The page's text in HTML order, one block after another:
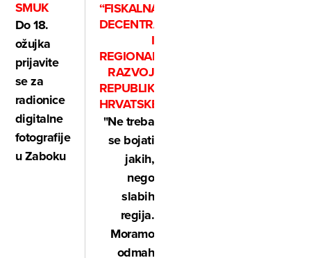
SMUK
Do 18.
ožujka
prijavite
se za
radionice
digitalne
fotografije
u Zaboku
“FISKALNA
DECENTRALIZACIJA
I
REGIONALNI
RAZVOJ
REPUBLIKE
HRVATSKE”
"Ne treba
se bojati
jakih,
nego
slabih
regija.
Moramo
odmah